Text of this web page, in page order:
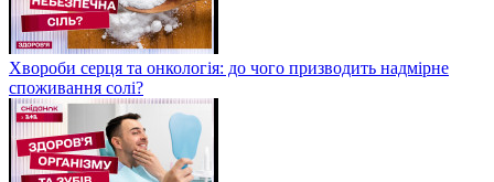
Хвороби серця та онкологія: до чого призводить надмірне
споживання солі?